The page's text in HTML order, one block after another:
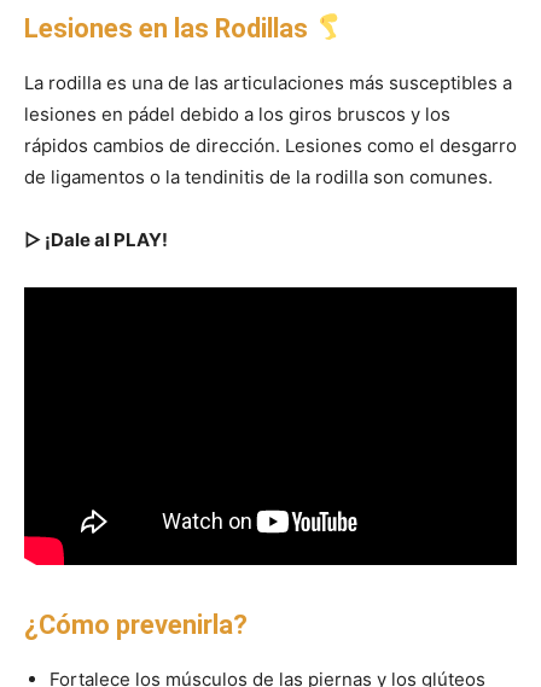
Lesiones en las Rodillas
La rodilla es una de las articulaciones más susceptibles a
lesiones en pádel debido a los giros bruscos y los
rápidos cambios de dirección. Lesiones como el desgarro
de ligamentos o la tendinitis de la rodilla son comunes.
▷ ¡Dale al PLAY!
¿Cómo prevenirla?
Fortalece los músculos de las piernas y los glúteos